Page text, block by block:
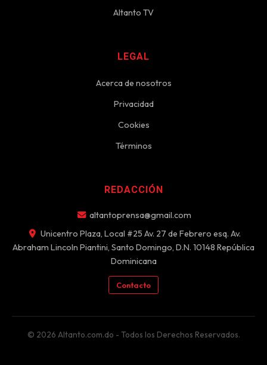
Altanto TV
LEGAL
Acerca de nosotros
Privacidad
Cookies
Términos
REDACCIÓN
altantoprensa@gmail.com
Unicentro Plaza, Local #25 Av. 27 de Febrero esq. Av.
Abraham Lincoln Piantini, Santo Domingo, D.N. 10148 República
Dominicana
Contacto
© 2026 Altanto.com.do - Todos los Derechos Reservados.